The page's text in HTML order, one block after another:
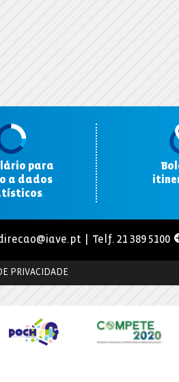
para
a dados
.
| Telf. 21 389 5100
PRIVACIDADE